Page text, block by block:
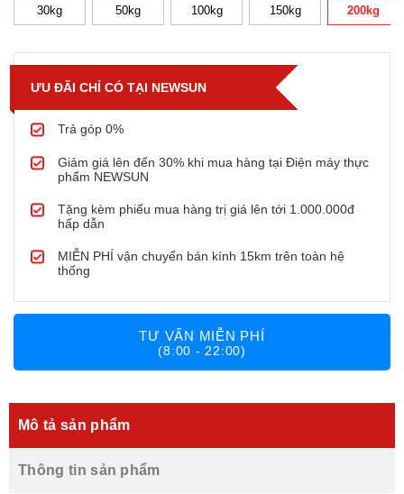
30kg 50kg 100kg 150kg 200kg
ƯU ĐÃI CHỈ CÓ TẠI NEWSUN
Trả góp 0%
Giảm giá lên đến 30% khi mua hàng tại Điện máy thực
phẩm NEWSUN
Tặng kèm phiếu mua hàng trị giá lên tới 1.000.000đ
hấp dẫn
MIỄN PHÍ vận chuyển bán kính 15km trên toàn hệ
thống
TƯ VẤN MIỄN PHÍ
(8:00 - 22:00)
Mô tả sản phẩm
Thông tin sản phẩm